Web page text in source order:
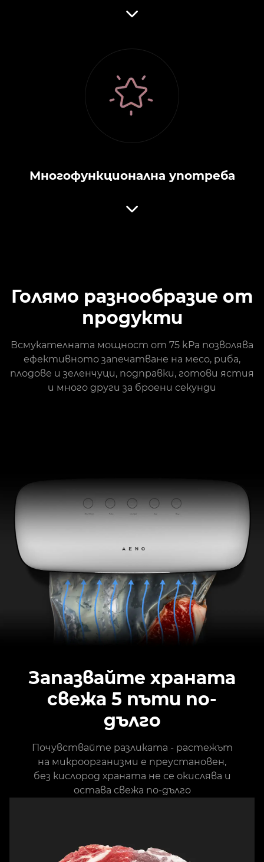
Многофункционална употреба
Голямо разнообразие от
продукти
Всмукателната мощност от 75 kPa позволява
ефективното запечатване на месо, риба,
плодове и зеленчуци, подправки, готови ястия
и много други за броени секунди
Запазвайте храната
свежа 5 пъти по-
дълго
Почувствайте разликата - растежът
на микроорганизми е преустановен,
без кислород храната не се окислява и
остава свежа по-дълго